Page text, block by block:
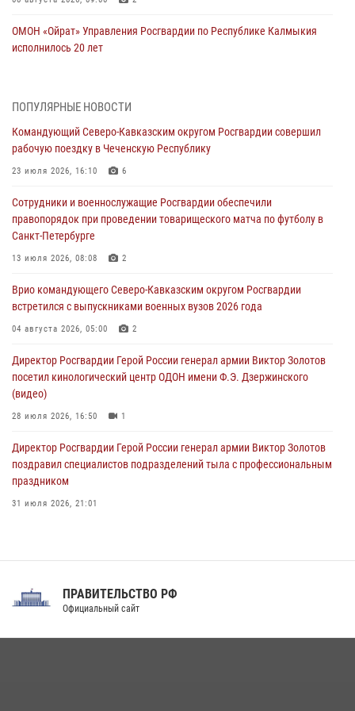
ОМОН «Ойрат» Управления Росгвардии по Республике Калмыкия
исполнилось 20 лет
В Кабардино-Балкарии сотрудники Росгвардии провели турнир по
08 августа 2026, 07:00
Военнослужащие Софринской бригады Росгвардии встретились с
дорогой к Победе в СВО» (видео)
08 августа 2026, 07:00 2
Росгвардейцы обеспечили безопасность «Поезда Победы» в
08 августа 2026, 07:00
В Москве росгвардейцы оказали помощь медикам и девушке с
08 августа 2026, 06:32 1
ПОПУЛЯРНЫЕ НОВОСТИ
Командующий Северо-Кавказским округом Росгвардии совершил
рабочую поездку в Чеченскую Республику
23 июля 2026, 16:10 6
Сотрудники и военнослужащие Росгвардии обеспечили
правопорядок при проведении товарищеского матча по футболу в
Санкт-Петербурге
13 июля 2026, 08:08 2
Врио командующего Северо-Кавказским округом Росгвардии
встретился с выпускниками военных вузов 2026 года
04 августа 2026, 05:00 2
Директор Росгвардии Герой России генерал армии Виктор Золотов
посетил кинологический центр ОДОН имени Ф.Э. Дзержинского
(видео)
28 июля 2026, 16:50 1
Директор Росгвардии Герой России генерал армии Виктор Золотов
поздравил специалистов подразделений тыла с профессиональным
праздником
31 июля 2026, 21:01
Праздник «Один день с Росгвардией» к 105-летию Центрального
ПРАВИТЕЛЬСТВО РФ
Официальный сайт